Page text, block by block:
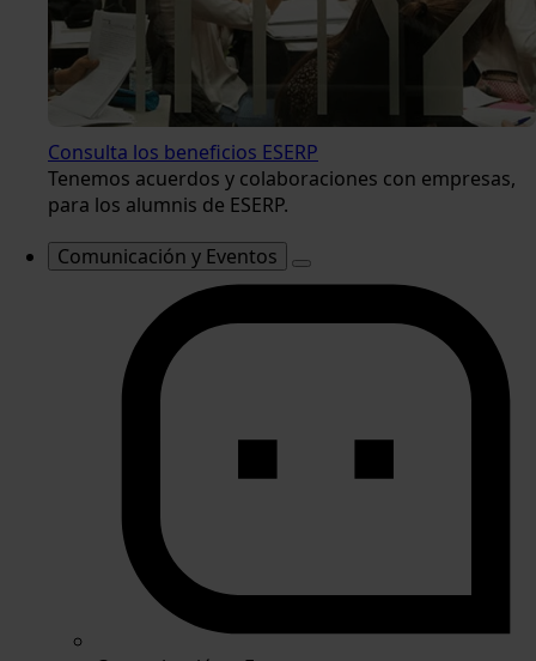
Consulta los beneficios ESERP
Tenemos acuerdos y colaboraciones con empresas,
para los alumnis de ESERP.
Comunicación y Eventos